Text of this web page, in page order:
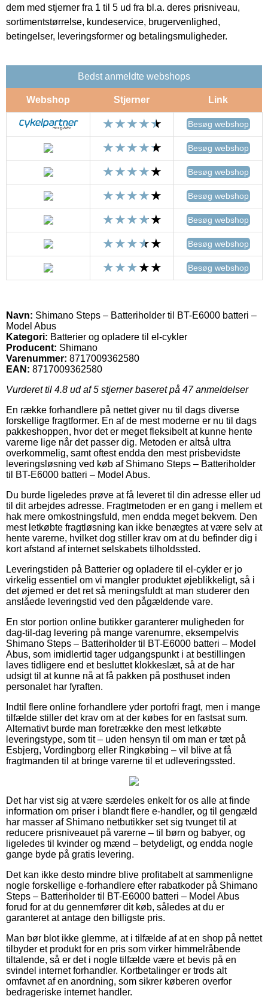
dem med stjerner fra 1 til 5 ud fra bl.a. deres prisniveau,
sortimentstørrelse, kundeservice, brugervenlighed,
betingelser, leveringsformer og betalingsmuligheder.
Bedst anmeldte webshops
Webshop Stjerner Link
Besøg webshop
Besøg webshop
Besøg webshop
Besøg webshop
Besøg webshop
Besøg webshop
Besøg webshop
Navn: Shimano Steps – Batteriholder til BT-E6000 batteri –
Model Abus
Kategori: Batterier og opladere til el-cykler
Producent: Shimano
Varenummer: 8717009362580
EAN: 8717009362580
Vurderet til 4.8 ud af 5 stjerner baseret på 47anmeldelser
En række forhandlere på nettet giver nu til dags diverse
forskellige fragtformer. En af de mest moderne er nu til dags
pakkeshoppen, hvor det er meget fleksibelt at kunne hente
varerne lige når det passer dig. Metoden er altså ultra
overkommelig, samt oftest endda den mest prisbevidste
leveringsløsning ved køb af Shimano Steps – Batteriholder
til BT-E6000 batteri – Model Abus.
Du burde ligeledes prøve at få leveret til din adresse eller ud
til dit arbejdes adresse. Fragtmetoden er en gang i mellem et
hak mere omkostningsfuld, men endda meget bekvem. Den
mest letkøbte fragtløsning kan ikke benægtes at være selv at
hente varerne, hvilket dog stiller krav om at du befinder dig i
kort afstand af internet selskabets tilholdssted.
Leveringstiden på Batterier og opladere til el-cykler er jo
virkelig essentiel om vi mangler produktet øjeblikkeligt, så i
det øjemed er det ret så meningsfuldt at man studerer den
anslåede leveringstid ved den pågældende vare.
En stor portion online butikker garanterer muligheden for
dag-til-dag levering på mange varenumre, eksempelvis
Shimano Steps – Batteriholder til BT-E6000 batteri – Model
Abus, som imidlertid tager udgangspunkt i at bestillingen
laves tidligere end et besluttet klokkeslæt, så at de har
udsigt til at kunne nå at få pakken på posthuset inden
personalet har fyraften.
Indtil flere online forhandlere yder portofri fragt, men i mange
tilfælde stiller det krav om at der købes for en fastsat sum.
Alternativt burde man foretrække den mest letkøbte
leveringstype, som tit – uden hensyn til om man er tæt på
Esbjerg, Vordingborg eller Ringkøbing – vil blive at få
fragtmanden til at bringe varerne til et udleveringssted.
Det har vist sig at være særdeles enkelt for os alle at finde
information om priser i blandt flere e-handler, og til gengæld
har masser af Shimano netbutikker set sig tvunget til at
reducere prisniveauet på varerne – til børn og babyer, og
ligeledes til kvinder og mænd – betydeligt, og endda nogle
gange byde på gratis levering.
Det kan ikke desto mindre blive profitabelt at sammenligne
nogle forskellige e-forhandlere efter rabatkoder på Shimano
Steps – Batteriholder til BT-E6000 batteri – Model Abus
forud for at du gennemfører dit køb, således at du er
garanteret at antage den billigste pris.
Man bør blot ikke glemme, at i tilfælde af at en shop på nettet
tilbyder et produkt for en pris som virker himmelråbende
tiltalende, så er det i nogle tilfælde være et bevis på en
svindel internet forhandler. Kortbetalinger er trods alt
omfavnet af en anordning, som sikrer køberen overfor
bedrageriske internet handler.